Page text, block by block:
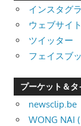
インスタグ
ウェブサイト
ツイッター
フェイスブ
プーケット＆
newsclip.be
WONG NAI